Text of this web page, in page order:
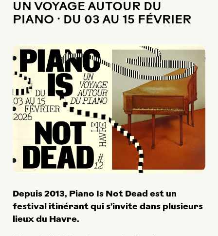
UN VOYAGE AUTOUR DU
PIANO · DU 03 AU 15 FÉVRIER
Depuis 2013, Piano Is Not Dead est un
festival itinérant qui s’invite dans plusieurs
lieux du Havre.